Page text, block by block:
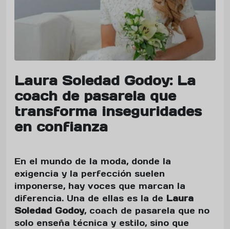
Laura Soledad Godoy: La
coach de pasarela que
transforma inseguridades
en confianza
En el mundo de la moda, donde la
exigencia y la perfección suelen
imponerse, hay voces que marcan la
diferencia. Una de ellas es la de Laura
Soledad Godoy, coach de pasarela que no
solo enseña técnica y estilo, sino que